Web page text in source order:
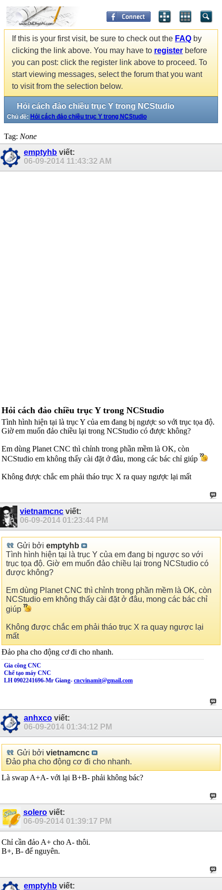
If this is your first visit, be sure to check out the FAQ by
clicking the link above. You may have to register before
you can post: click the register link above to proceed. To
start viewing messages, select the forum that you want
to visit from the selection below.
Hỏi cách đảo chiều trục Y trong NCStudio
Chủ đề: Hỏi cách đảo chiều trục Y trong NCStudio
Tag: None
emptyhb viết:
06-09-2014 11:43:32 AM
Hỏi cách đảo chiều trục Y trong NCStudio
Tình hình hiện tại là trục Y của em đang bị ngược so với trục tọa độ.
Giờ em muốn đảo chiều lại trong NCStudio có được không?
Em dùng Planet CNC thì chỉnh trong phần mềm là OK, còn
NCStudio em không thấy cài đặt ở đâu, mong các bác chỉ giúp
Không được chắc em phải tháo trục X ra quay ngược lại mất
vietnamcnc viết:
06-09-2014 01:23:44 PM
Gửi bởi emptyhb
Tình hình hiện tại là trục Y của em đang bị ngược so với
trục tọa độ. Giờ em muốn đảo chiều lại trong NCStudio có
được không?
Em dùng Planet CNC thì chỉnh trong phần mềm là OK, còn
NCStudio em không thấy cài đặt ở đâu, mong các bác chỉ
giúp
Không được chắc em phải tháo trục X ra quay ngược lại
mất
Đảo pha cho động cơ đi cho nhanh.
Gia công CNC
Chế tạo máy CNC
LH 0902241696-Mr Giang- cncvinamit@gmail.com
anhxco viết:
06-09-2014 01:34:12 PM
Gửi bởi vietnamcnc
Đảo pha cho động cơ đi cho nhanh.
Là swap A+A- với lại B+B- phải không bác?
soleroviết:
06-09-2014 01:39:17 PM
Chỉ cần đảo A+ cho A- thôi.
B+, B- để nguyên.
emptyhb viết: